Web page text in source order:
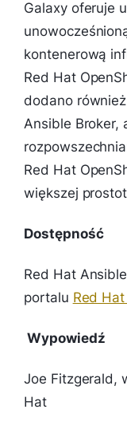
Galaxy oferuje
kontenerową
Red Hat
dodano
Ansible Broker,
Red Hat
większej
Dostępność
Red Hat
portalu Red
Wypowiedź
Joe Fitzgerald,
Hat